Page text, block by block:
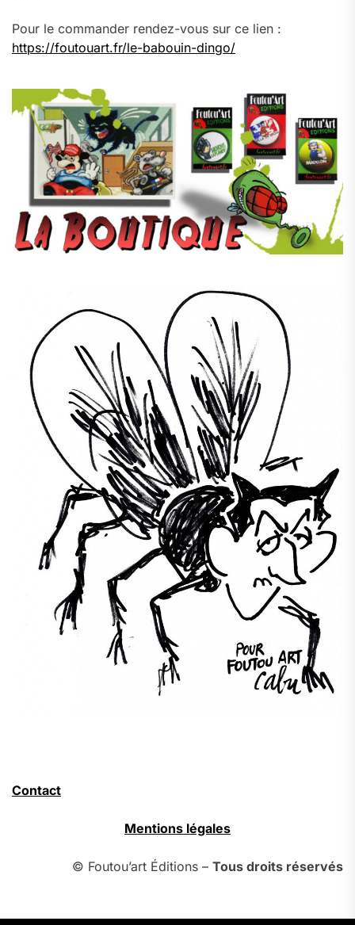
Pour le commander rendez-vous sur ce lien :
https://foutouart.fr/le-babouin-dingo/
Contact
Mentions légales
© Foutou’art Éditions – Tous droits réservés